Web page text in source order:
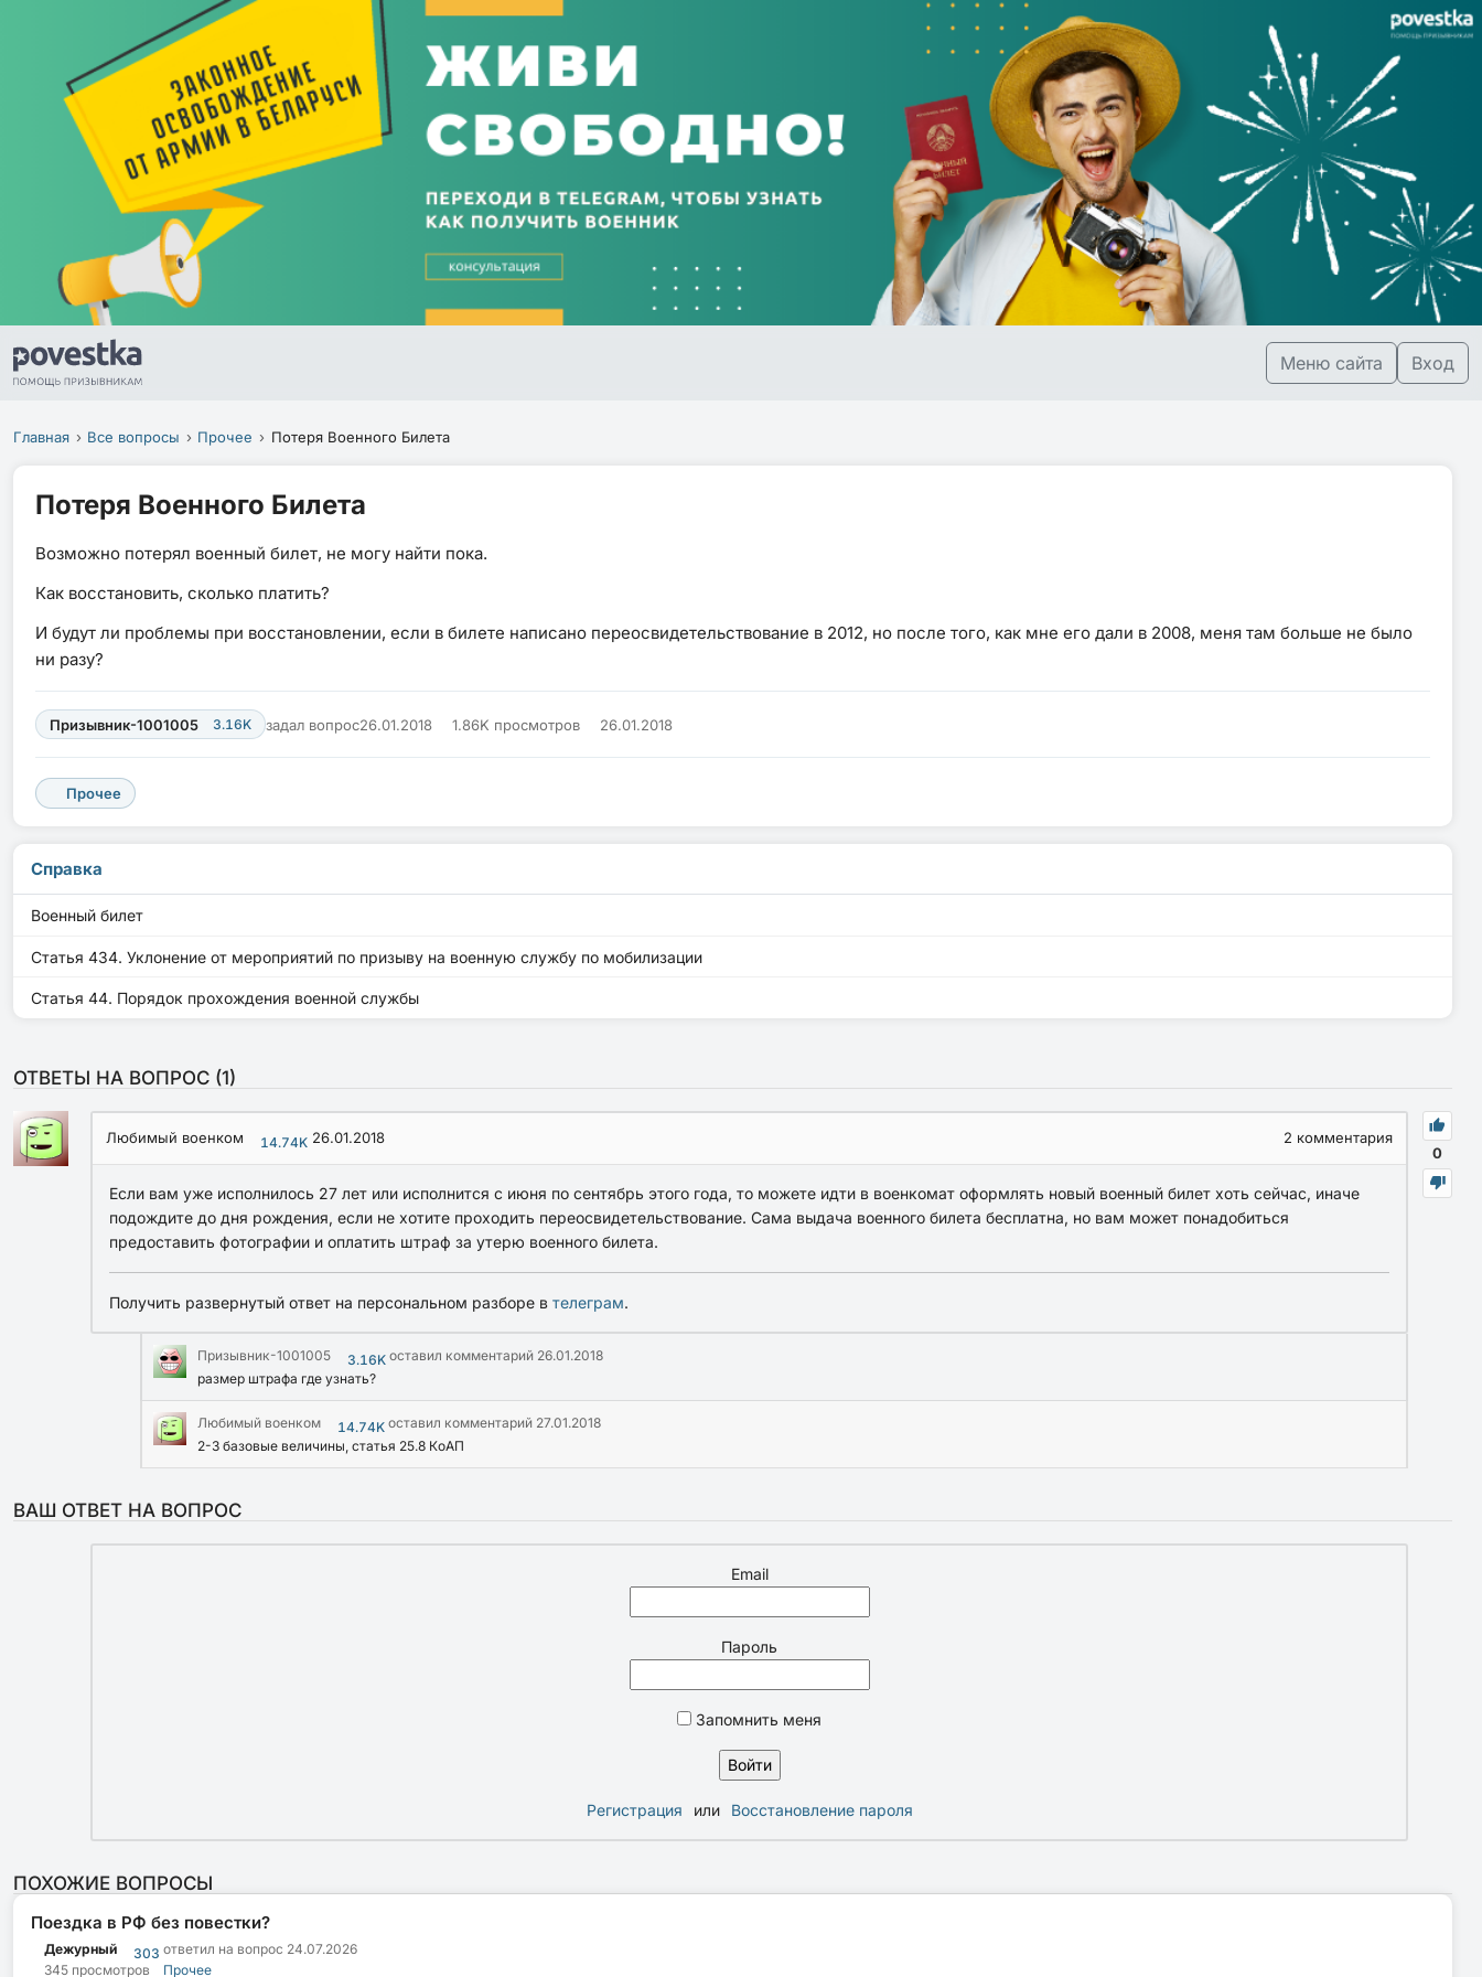
Меню сайта Вход
Главная Все вопросы Прочее Потеря Военного Билета
Потеря Военного Билета
Возможно потерял военный билет, не могу найти пока.
Как восстановить, сколько платить?
И будут ли проблемы при восстановлении, если в билете написано переосвидетельствование в 2012, но после того, как мне его дали в 2008, меня там больше не было
ни разу?
Призывник-1001005 3.16K задал вопрос26.01.2018 1.86K просмотров 26.01.2018
Прочее
Справка
Военный билет
Статья 434. Уклонение от мероприятий по призыву на военную службу по мобилизации
Статья 44. Порядок прохождения военной службы
ОТВЕТЫ НА ВОПРОС (1)
0
Любимый военком 14.74K 26.01.2018 2 комментария
Если вам уже исполнилось 27 лет или исполнится с июня по сентябрь этого года, то можете идти в военкомат оформлять новый военный билет хоть сейчас, иначе
подождите до дня рождения, если не хотите проходить переосвидетельствование. Сама выдача военного билета бесплатна, но вам может понадобиться
предоставить фотографии и оплатить штраф за утерю военного билета.
Получить развернутый ответ на персональном разборе в телеграм.
Призывник-1001005 3.16K оставил комментарий 26.01.2018
размер штрафа где узнать?
Любимый военком 14.74K оставил комментарий 27.01.2018
2-3 базовые величины, статья 25.8 КоАП
ВАШ ОТВЕТ НА ВОПРОС
Email
Пароль
Запомнить меня
Регистрация или Восстановление пароля
ПОХОЖИЕ ВОПРОСЫ
Поездка в РФ без повестки?
Дежурный 303 ответил на вопрос 24.07.2026
345 просмотров
Прочее